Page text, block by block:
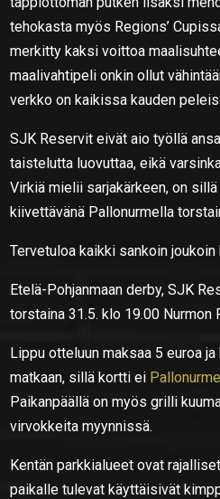
tehokasta myös Regions’
merkitty kaksi voittoa
maalivahtipeli onkin ollut
verkko on kaikissa kauden
SJK Reservit eivät aio työllä
taistelutta luovuttaa, eikä
Virkiä mielii sarjakärkeen, on
kiivettävänä Pallonurmella
Tervetuloa kaikki sankoin joukoin
Etelä-Pohjanmaan derby, SJK
torstaina 31.5. klo 19.00 Nurmon
Lippu otteluun maksaa 5 euroa
matkaan, sillä kortti ei
Paikanpäällä on myös grilli
virvokkeita myynnissä.
Kentän parkkialueet ovat
paikalle tulevat käyttäisivät